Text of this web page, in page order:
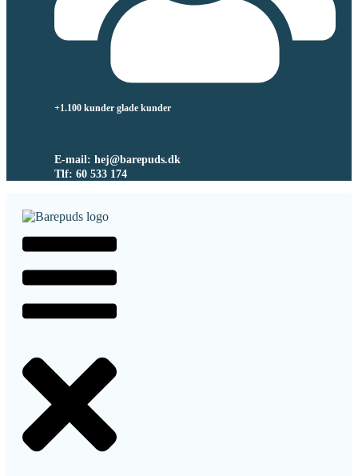
+1.100 kunder glade kunder
E-mail: hej@barepuds.dk
Tlf: 60 533 174